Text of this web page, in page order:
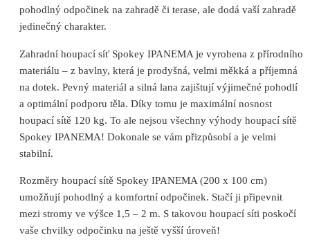
pohodlný odpočinek na zahradě či terase, ale dodá vaší zahradě
jedinečný charakter.
Zahradní houpací síť Spokey IPANEMA je vyrobena z přírodního
materiálu – z bavlny, která je prodyšná, velmi měkká a příjemná
na dotek. Pevný materiál a silná lana zajištují výjimečné pohodlí
a optimální podporu těla. Díky tomu je maximální nosnost
houpací sítě 120 kg. To ale nejsou všechny výhody houpací sítě
Spokey IPANEMA! Dokonale se vám přizpůsobí a je velmi
stabilní.
Rozměry houpací sítě Spokey IPANEMA (200 x 100 cm)
umožňují pohodlný a komfortní odpočinek. Stačí ji připevnit
mezi stromy ve výšce 1,5 – 2 m. S takovou houpací síti poskočí
vaše chvilky odpočinku na ještě vyšší úroveň!